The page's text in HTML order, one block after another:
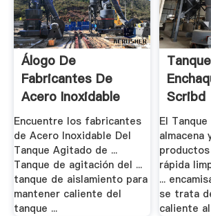
Álogo De
Fabricantes De
Acero Inoxidable
Del .
Encuentre los fabricantes
de Acero Inoxidable Del
Tanque Agitado de ...
Tanque de agitación del ...
tanque de aislamiento para
mantener caliente del
tanque ...
Tanque
Scribd
El
almacena
rápida
...
se trata
caliente